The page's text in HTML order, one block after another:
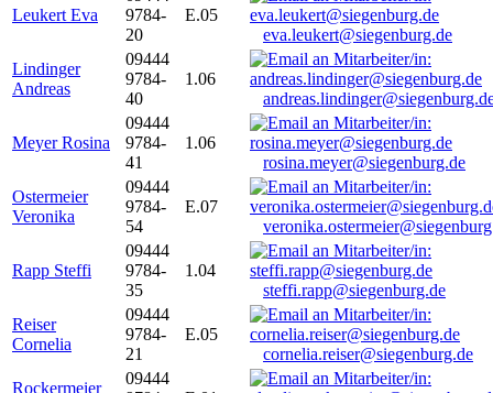
Leukert Eva
9784-
20
E.05
eva.leukert@siegenburg.de
Lindinger
Andreas
09444
9784-
40
1.06
Meyer Rosina
09444
9784-
41
1.06
rosina.meyer@siegenburg.de
Ostermeier
Veronika
09444
9784-
54
E.07
Rapp Steffi
09444
9784-
35
1.04
steffi.rapp@siegenburg.de
Reiser
Cornelia
09444
9784-
21
E.05
cornelia.reiser@siegenburg.de
Rockermeier
09444